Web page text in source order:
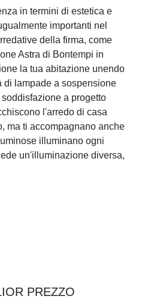
in termini di estetica e
importanti nel
della firma, come
Astra di Bontempi in
la tua abitazione unendo
di lampade a sospensione
a progetto
l'arredo di casa
ma ti accompagnano anche
illuminano ogni
un'illuminazione diversa,
PREZZO